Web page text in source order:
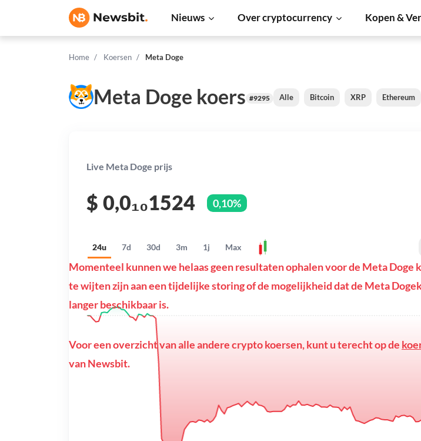
Nieuws Over cryptocurrency Kopen &
Home Koersen Meta Doge
Meta Doge koers #9295 Alle Bitcoin XRP Ethereum
Live Meta Doge prijs
$ 0,0₁₀1524 0,10%
24u 7d 30d 3m 1j Max
Momenteel kunnen we helaas geen resultaten ophalen voor de Meta Doge
te wijten zijn aan een tijdelijke storing of de mogelijkheid dat de Meta
langer beschikbaar is.
Voor een overzicht van alle andere crypto koersen, kunt u terecht op de
van Newsbit.